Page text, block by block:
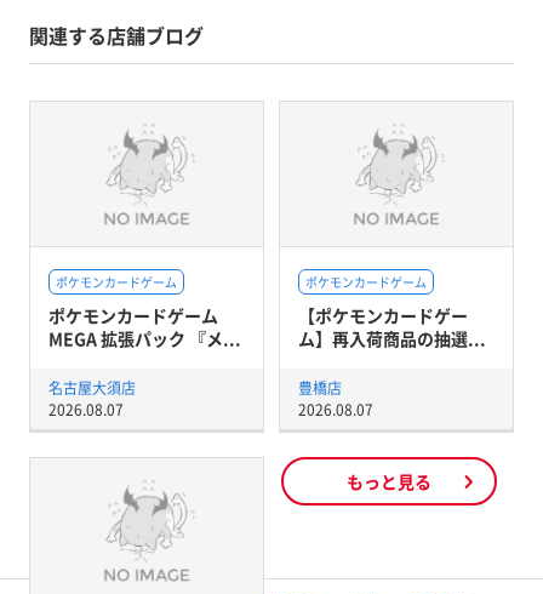
関連する店舗ブログ
ポケモンカードゲーム
ポケモンカードゲーム
MEGA 拡張パック 『メ...
名古屋大須店
2026.08.07
ポケモンカードゲーム
【ポケモンカードゲー
ム】再入荷商品の抽選...
豊橋店
2026.08.07
もっと見る